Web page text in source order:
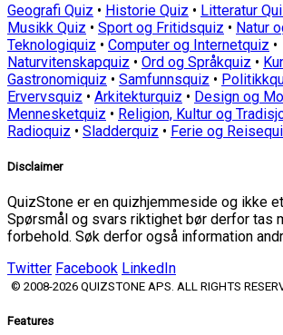
Geografi Quiz • Historie Quiz • Litteratur
Musikk Quiz • Sport og Fritidsquiz • Natur
Teknologiquiz • Computer og Internetquiz •
Naturvitenskapquiz • Ord og Språkquiz •
Gastronomiquiz • Samfunnsquiz •
Ervervsquiz • Arkitekturquiz • Design og
Mennesketquiz • Religion, Kultur og
Radioquiz • Sladderquiz • Ferie og
Disclaimer
QuizStone er en quizhjemmeside og ikke
Spørsmål og svars riktighet bør derfor tas
forbehold. Søk derfor også information
Twitter Facebook LinkedIn
© 2008-2026 QUIZSTONE APS. ALL RIGHTS
Features